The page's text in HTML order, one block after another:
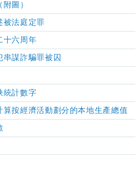
圖）
被法庭定罪
十六周年
串謀詐騙罪被囚
統計數字
算按經濟活動劃分的本地生產總值